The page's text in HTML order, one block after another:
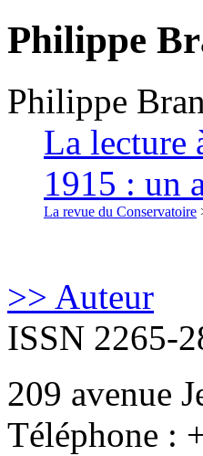
Philippe
Philippe
La lecture
1915 : un
La revue du Conservatoire
>> Auteur
ISSN 2265-
209 avenue
Téléphone :